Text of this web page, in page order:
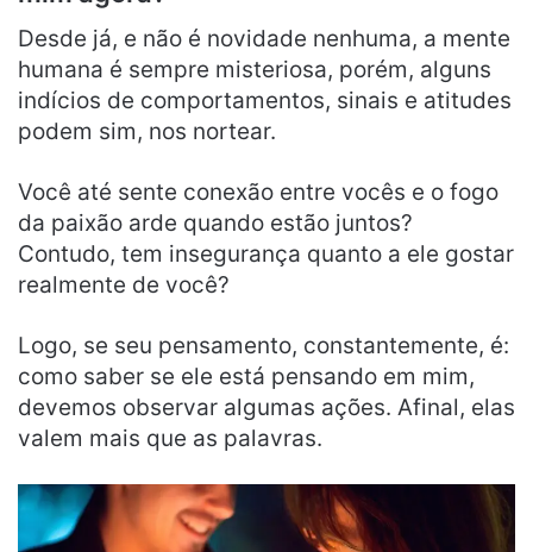
Desde já, e não é novidade nenhuma, a mente
humana é sempre misteriosa, porém, alguns
indícios de comportamentos, sinais e atitudes
podem sim, nos nortear.
Você até sente conexão entre vocês e o fogo
da paixão arde quando estão juntos?
Contudo, tem insegurança quanto a ele gostar
realmente de você?
Logo, se seu pensamento, constantemente, é:
como saber se ele está pensando em mim,
devemos observar algumas ações. Afinal, elas
valem mais que as palavras.